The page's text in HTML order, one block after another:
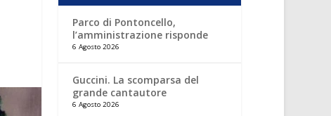
Parco di Pontoncello,
l’amministrazione risponde
6 Agosto 2026
Guccini. La scomparsa del
grande cantautore
6 Agosto 2026